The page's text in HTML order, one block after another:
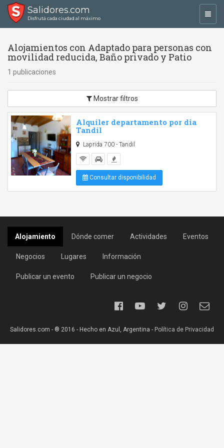
Salidores.com
Disfrutá cada ciudad al máximo
Alojamientos con Adaptado para personas con
movilidad reducida, Baño privado y Patio
1 publicaciones
Mostrar filtros
Alquiler departamento por dia
Tandil
Laprida 700 - Tandil
Consultar disponibilidad
Alojamiento Dónde comer Actividades Eventos
Negocios Lugares Información
Publicar un evento Publicar un negocio
Salidores.com - ® 2016 - Hecho en Azul, Argentina - Política de Privacidad